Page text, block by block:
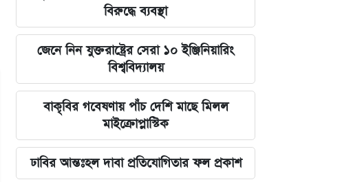
বিরুদ্ধে ব্যবস্থা
জেনে নিন যুক্তরাষ্ট্রের সেরা ১০ ইঞ্জিনিয়ারিং
বিশ্ববিদ্যালয়
বাকৃবির গবেষণায় পাঁচ দেশি মাছে মিলল
মাইক্রোপ্লাস্টিক
ঢাবির আন্তঃহল দাবা প্রতিযোগিতার ফল প্রকাশ